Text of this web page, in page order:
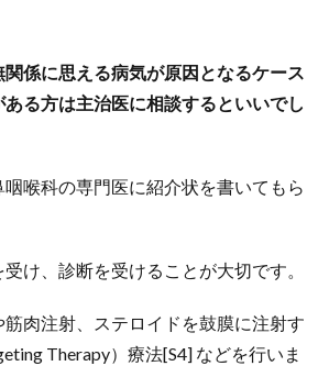
係に思える病気が原因となるケース
る方は主治医に相談するといいでし
喉科の専門医に紹介状を書いてもら
け、診断を受けることが大切です。
肉注射、ステロイドを鼓膜に注射す
Therapy）療法[S4] などを行いま